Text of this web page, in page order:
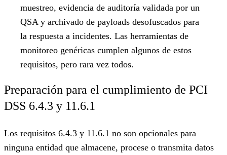
muestreo, evidencia de auditoría validada por un
QSA y archivado de payloads desofuscados para
la respuesta a incidentes. Las herramientas de
monitoreo genéricas cumplen algunos de estos
requisitos, pero rara vez todos.
Preparación para el cumplimiento de PCI
DSS 6.4.3 y 11.6.1
Los requisitos 6.4.3 y 11.6.1 no son opcionales para
ninguna entidad que almacene, procese o transmita datos